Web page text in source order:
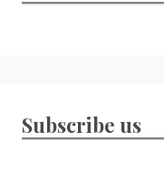
Subscribe us